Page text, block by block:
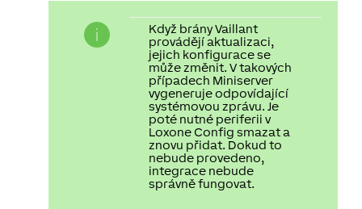
Když brány Vaillant
provádějí aktualizaci,
jejich konfigurace se
může změnit. V takových
případech Miniserver
vygeneruje odpovídající
systémovou zprávu. Je
poté nutné periferii v
Loxone Config smazat a
znovu přidat. Dokud to
nebude provedeno,
integrace nebude
správně fungovat.